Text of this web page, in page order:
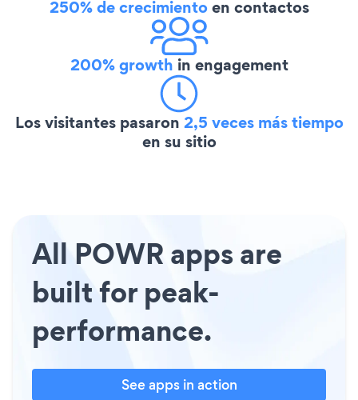
250% de crecimientoen contactos
200% growth in engagement
Los visitantes pasaron 2,5 veces más tiempo
en su sitio
All POWR apps are
built for peak-
performance.
See apps in action